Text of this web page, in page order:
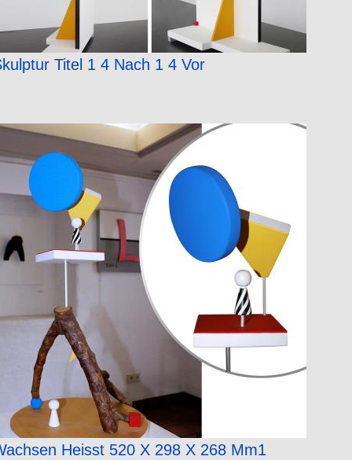
Titel 1 4 Nach 1 4 Vor
Heisst 520 X 298 X 268 Mm1